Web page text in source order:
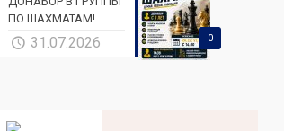
0
ПО ШАХМАТАМ!
31.07.2026